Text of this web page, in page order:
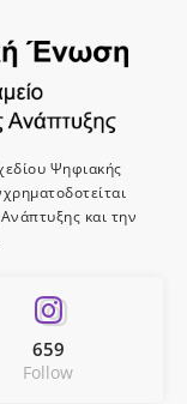
Ψηφιακής
και την
659
Follow